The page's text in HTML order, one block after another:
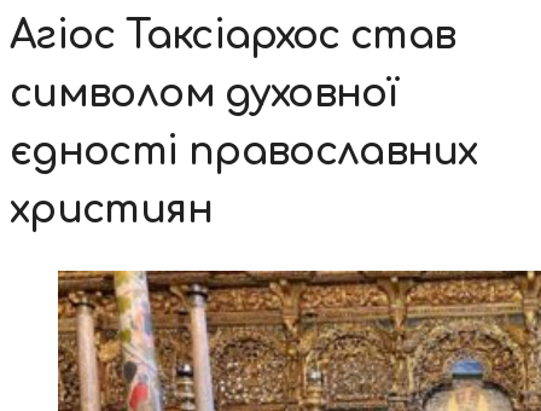
Агіос Таксіархос став
символом духовної
єдності православних
християн